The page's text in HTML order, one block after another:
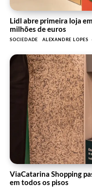
Lidl abre primeira loja
milhões de euros
SOCIEDADE ALEXANDRE LOPES -
ViaCatarina Shopping
em todos os pisos